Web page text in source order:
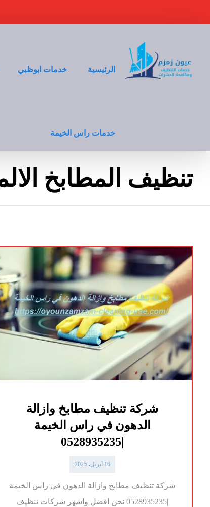
الرئيسية خدمات ابوظبي
خدمات راس الخيمة
تنظيف المطابخ
شركة تنظيف مطابخ وازالة
الدهون في راس الخيمة
|0528935235
16 أبريل، 2025
شركة تنظيف مطابخ وازالة الدهون في راس الخيمة
|0528935235 نحن افضل واشهر شركات تنظيف